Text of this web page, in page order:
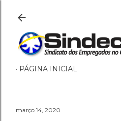
PÁGINA INICIAL
março 14, 2020